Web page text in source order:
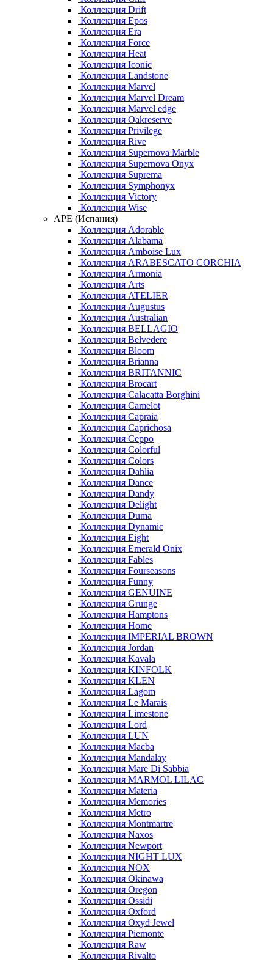
Коллекция Drift
Коллекция Epos
Коллекция Era
Коллекция Force
Коллекция Heat
Коллекция Iconic
Коллекция Landstone
Коллекция Marvel
Коллекция Marvel Dream
Коллекция Marvel edge
Коллекция Oakreserve
Коллекция Privilege
Коллекция Rive
Коллекция Supernova Marble
Коллекция Supernova Onyx
Коллекция Suprema
Коллекция Symphonyx
Коллекция Victory
Коллекция Wise
APE (Испания)
Коллекция Adorable
Коллекция Alabama
Коллекция Amboise Lux
Коллекция ARABESCATO CORCHIA
Коллекция Armonia
Коллекция Arts
Коллекция ATELIER
Коллекция Augustus
Коллекция Australian
Коллекция BELLAGIO
Коллекция Belvedere
Коллекция Bloom
Коллекция Brianna
Коллекция BRITANNIC
Коллекция Brocart
Коллекция Calacatta Borghini
Коллекция Camelot
Коллекция Capraia
Коллекция Caprichosa
Коллекция Ceppo
Коллекция Colorful
Коллекция Colors
Коллекция Dahlia
Коллекция Dance
Коллекция Dandy
Коллекция Delight
Коллекция Duma
Коллекция Dynamic
Коллекция Eight
Коллекция Emerald Onix
Коллекция Fables
Коллекция Fourseasons
Коллекция Funny
Коллекция GENUINE
Коллекция Grunge
Коллекция Hamptons
Коллекция Home
Коллекция IMPERIAL BROWN
Коллекция Jordan
Коллекция Kavala
Коллекция KINFOLK
Коллекция KLEN
Коллекция Lagom
Коллекция Le Marais
Коллекция Limestone
Коллекция Lord
Коллекция LUN
Коллекция Macba
Коллекция Mandalay
Коллекция Mare Di Sabbia
Коллекция MARMOL LILAC
Коллекция Materia
Коллекция Memories
Коллекция Metro
Коллекция Montmartre
Коллекция Naxos
Коллекция Newport
Коллекция NIGHT LUX
Коллекция NOX
Коллекция Okinawa
Коллекция Oregon
Коллекция Ossidi
Коллекция Oxford
Коллекция Oxyd Jewel
Коллекция Piemonte
Коллекция Raw
Коллекция Rivalto